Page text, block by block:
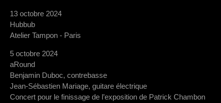
13 octobre 2024
Hubbub
Atelier Tampon - Paris
5 octobre 2024
aRound
Benjamin Duboc, contrebasse
Jean-Sébastien Mariage, guitare électrique
Concert pour le finissage de l’exposition de Patrick Chambon